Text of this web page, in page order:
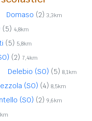
Domaso (2) 3,3km
(5) 4,8km
(5) 5,8km
(2) 7,4km
Delebio (SO) (5) 8,1km
(SO) (4) 8,5km
(SO) (2) 9,6km